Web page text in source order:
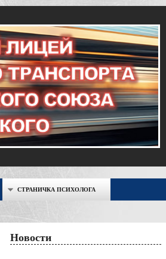
СТРАНИЧКА ПСИХОЛОГА
Новости